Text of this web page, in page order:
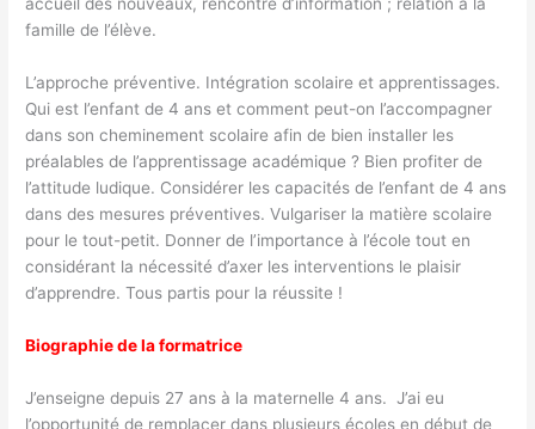
famille de l’élève.
L’approche préventive. Intégration scolaire et apprentissages.
Qui est l’enfant de 4 ans et comment peut-on l’accompagner
dans son cheminement scolaire afin de bien installer les
préalables de l’apprentissage académique ? Bien profiter de
l’attitude ludique. Considérer les capacités de l’enfant de 4 ans
dans des mesures préventives. Vulgariser la matière scolaire
pour le tout-petit. Donner de l’importance à l’école tout en
considérant la nécessité d’axer les interventions le plaisir
d’apprendre. Tous partis pour la réussite !
Biographie de la formatrice
J’enseigne depuis 27 ans à la maternelle 4 ans. J’ai eu
l’opportunité de remplacer dans plusieurs écoles en début de